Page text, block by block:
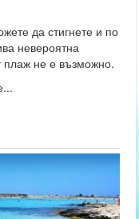
да стигнете и по
невероятна
плаж не е възможно.